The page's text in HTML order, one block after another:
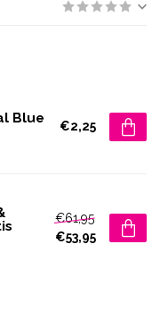
Blue
€2,25
€61,95
€53,95